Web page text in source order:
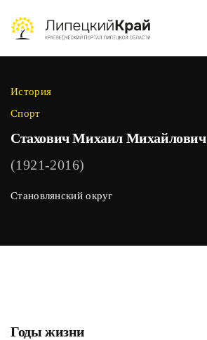
Skip to main content
История
Спорт
Стахович Михаил Михайлович
(1921-2016)
Становлянский округ
Годы жизни